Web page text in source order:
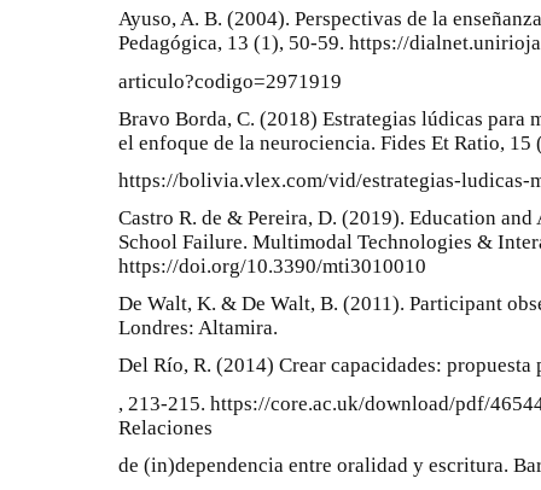
Ayuso, A. B. (2004). Perspectivas de la
Pedagógica, 13 (1), 50-59. https://
articulo?codigo=2971919
Bravo Borda, C. (2018) Estrategias lúdicas para
el enfoque de la neurociencia. Fides Et Ratio, 15
https://bolivia.vlex.com/vid/estrategias-ludicas-
Castro R. de & Pereira, D. (2019). Education
School Failure. Multimodal Technologies &
https://doi.org/10.3390/mti3010010
De Walt, K. & De Walt, B. (2011). Participant
Londres: Altamira.
Del Río, R. (2014) Crear capacidades:
, 213-215. https://core.ac.uk/download/pdf/
Relaciones
de (in)dependencia entre oralidad y escritura.